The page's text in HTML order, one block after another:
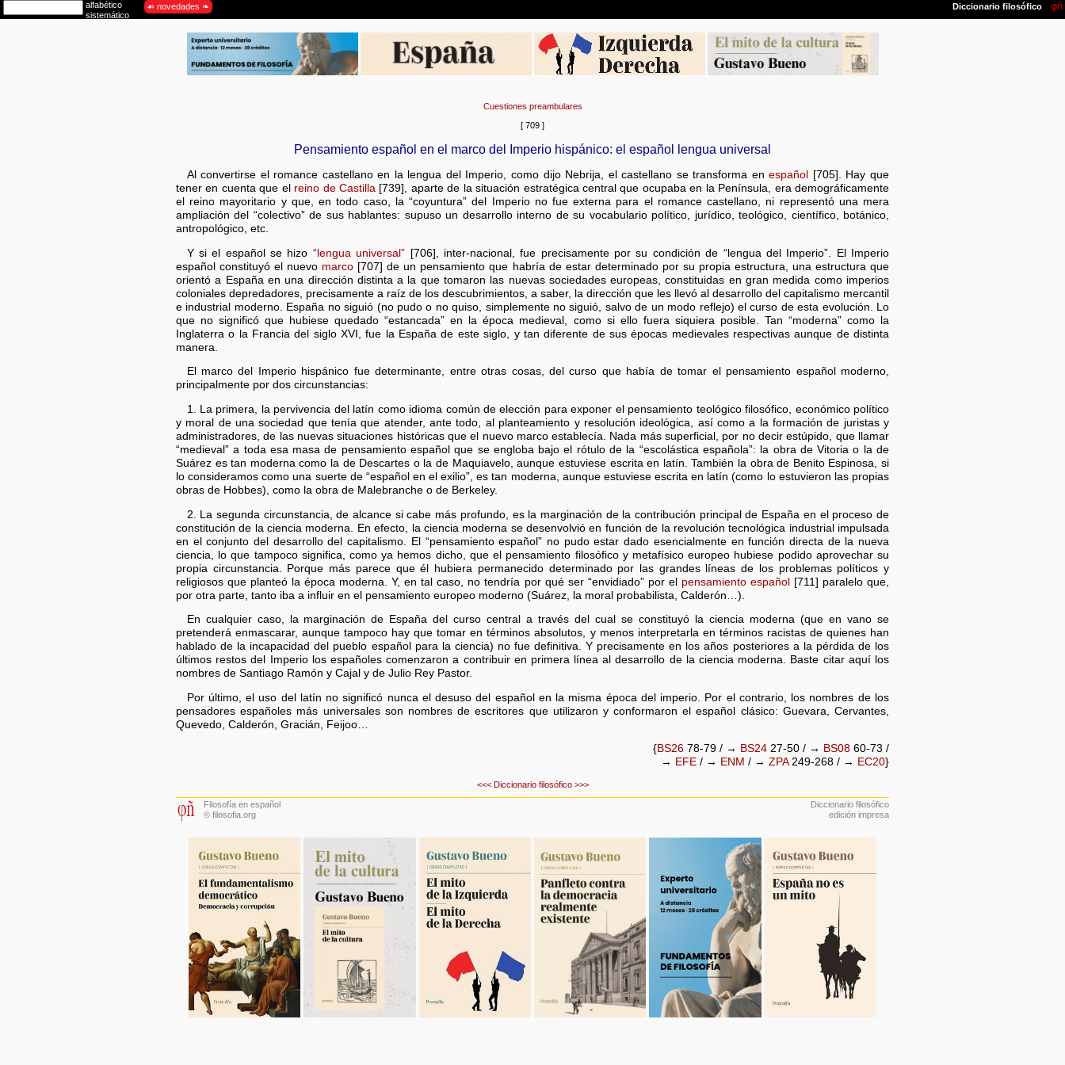
Cuestiones preambulares
[ 709 ]
Pensamiento español en el marco del Imperio hispánico: el español lengua universal
Al convertirse el romance castellano en la lengua del Imperio, como dijo Nebrija, el castellano se transforma enespañol
[705]. Hay que
tener en cuenta que el reino de Castilla [739], aparte de la situación estratégica central que ocupaba en la Península, era demográficamente
el reino mayoritario y que, en todo caso, la “coyuntura” del Imperio no fue externa para el romance castellano, ni representó una mera
ampliación del “colectivo” de sus hablantes: supuso un desarrollo interno de su vocabulario político, jurídico, teológico, científico, botánico,
antropológico, etc.
Y si el español se hizo “lengua universal” [706], inter-nacional, fue precisamente por su condición de “lengua del Imperio”. El Imperio
español constituyó el nuevo marco [707] de un pensamiento que habría de estar determinado por su propia estructura, una estructura que
orientó a España en una dirección distinta a la que tomaron las nuevas sociedades europeas, constituidas en gran medida como imperios
coloniales depredadores, precisamente a raíz de los descubrimientos, a saber, la dirección que les llevó al desarrollo del capitalismo mercantil
e industrial moderno. España no siguió (no pudo o no quiso, simplemente no siguió, salvo de un modo reflejo) el curso de esta evolución. Lo
que no significó que hubiese quedado “estancada” en la época medieval, como si ello fuera siquiera posible. Tan “moderna” como la
Inglaterra o la Francia del siglo XVI, fue la España de este siglo, y tan diferente de sus épocas medievales respectivas aunque de distinta
manera.
El marco del Imperio hispánico fue determinante, entre otras cosas, del curso que había de tomar el pensamiento español moderno,
principalmente por dos circunstancias:
1. La primera, la pervivencia del latín como idioma común de elección para exponer el pensamiento teológico filosófico, económico político
y moral de una sociedad que tenía que atender, ante todo, al planteamiento y resolución ideológica, así como a la formación de juristas y
administradores, de las nuevas situaciones históricas que el nuevo marco establecía. Nada más superficial, por no decir estúpido, que llamar
“medieval” a toda esa masa de pensamiento español que se engloba bajo el rótulo de la “escolástica española”: la obra de Vitoria o la de
Suárez es tan moderna como la de Descartes o la de Maquiavelo, aunque estuviese escrita en latín. También la obra de Benito Espinosa, si
lo consideramos como una suerte de “español en el exilio”, es tan moderna, aunque estuviese escrita en latín (como lo estuvieron las propias
obras de Hobbes), como la obra de Malebranche o de Berkeley.
2. La segunda circunstancia, de alcance si cabe más profundo, es la marginación de la contribución principal de España en el proceso de
constitución de la ciencia moderna. En efecto, la ciencia moderna se desenvolvió en función de la revolución tecnológica industrial impulsada
en el conjunto del desarrollo del capitalismo. El “pensamiento español” no pudo estar dado esencialmente en función directa de la nueva
ciencia, lo que tampoco significa, como ya hemos dicho, que el pensamiento filosófico y metafísico europeo hubiese podido aprovechar su
propia circunstancia. Porque más parece que él hubiera permanecido determinado por las grandes líneas de los problemas políticos y
religiosos que planteó la época moderna. Y, en tal caso, no tendría por qué ser “envidiado” por el pensamiento español[711] paralelo que,
por otra parte, tanto iba a influir en el pensamiento europeo moderno (Suárez, la moral probabilista, Calderón…).
En cualquier caso, la marginación de España del curso central a través del cual se constituyó la ciencia moderna (que en vano se
pretenderá enmascarar, aunque tampoco hay que tomar en términos absolutos, y menos interpretarla en términos racistas de quienes han
hablado de la incapacidad del pueblo español para la ciencia) no fue definitiva. Y precisamente en los años posteriores a la pérdida de los
últimos restos del Imperio los españoles comenzaron a contribuir en primera línea al desarrollo de la ciencia moderna. Baste citar aquí los
nombres de Santiago Ramón y Cajal y de Julio Rey Pastor.
Por último, el uso del latín no significó nunca el desuso del español en la misma época del imperio. Por el contrario, los nombres de los
pensadores españoles más universales son nombres de escritores que utilizaron y conformaron el español clásico: Guevara, Cervantes,
Quevedo, Calderón, Gracián, Feijoo…
{BS26 78-79 / → BS24 27-50 / → BS08 60-73 /
→ EFE / → ENM / → ZPA249-268 / → EC20}
<<< Diccionario filosófico >>>
Filosofía en español
© filosofia.org
Diccionario filosófico
edición impresa